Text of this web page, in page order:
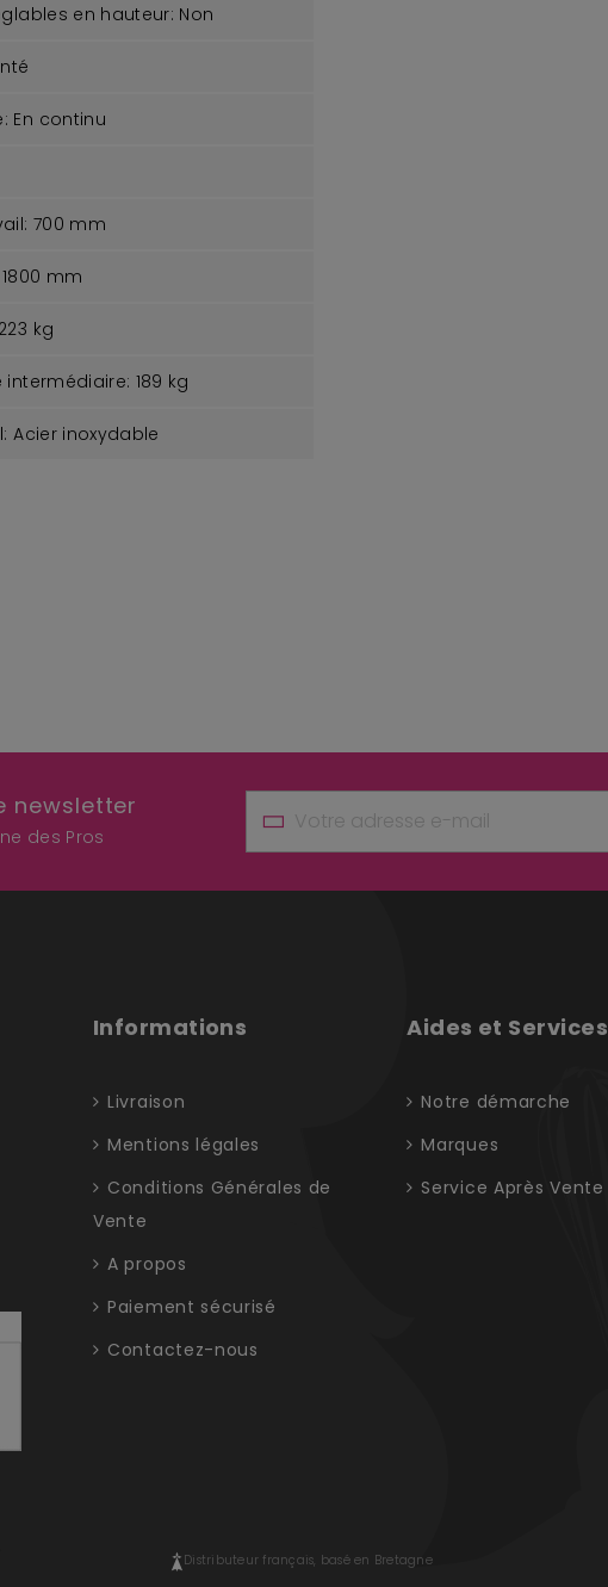
en hauteur: Non
En continu
700 mm
1800 mm
223 kg
189 kg
Acier inoxydable
newsletter
des Pros
Informations
Livraison
Mentions légales
Conditions Générales de
Vente
A propos
Paiement sécurisé
Contactez-nous
Aides et Services
Notre démarche
Marques
Service Après Vente
Distributeur français, basé en Bretagne